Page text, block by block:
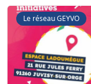
Le réseau GEYVO